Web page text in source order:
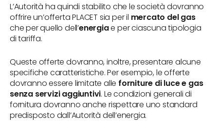
L’Autorità ha quindi stabilito che le società dovranno
offrire un’offerta PLACET sia per il mercato del gas
che per quello dell’energiae per ciascuna tipologia
di tariffa.
Queste offerte dovranno, inoltre, presentare alcune
specifiche caratteristiche. Per esempio, le offerte
dovranno essere limitate alle forniture di luce e gas
senza servizi aggiuntivi. Le condizioni generali di
fornitura dovranno anche rispettare uno standard
predisposto dall’Autorità dell’energia.